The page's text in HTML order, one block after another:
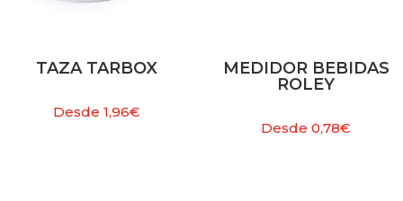
TAZA TARBOX
Desde1,96€
MEDIDOR BEBIDAS
ROLEY
Desde0,78€